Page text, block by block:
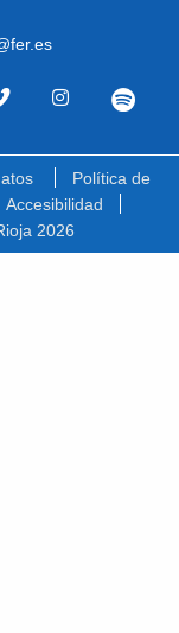
Política de
Accesibilidad
2026